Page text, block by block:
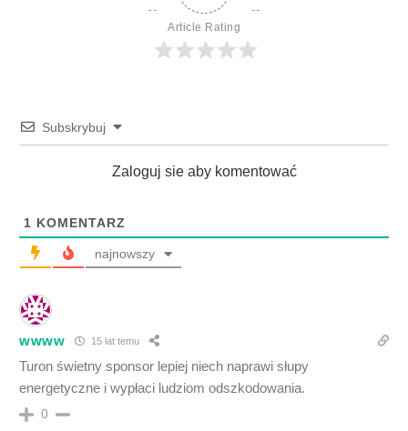
Article Rating
Subskrybuj
Zaloguj sie aby komentować
1 KOMENTARZ
najnowszy
wwww 15 lat temu
Turon świetny sponsor lepiej niech naprawi słupy
energetyczne i wypłaci ludziom odszkodowania.
0